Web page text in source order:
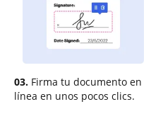
03. Firma tu documento en
línea en unos pocos clics.